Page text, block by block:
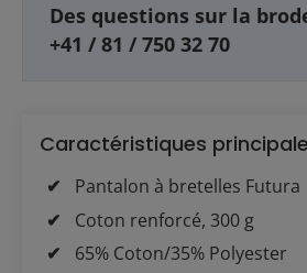
Des questions sur la
+41 / 81 / 750 32 70
Caractéristiques
Pantalon à bretelles Futura
Coton renforcé, 300 g
65% Coton/35% Polyester